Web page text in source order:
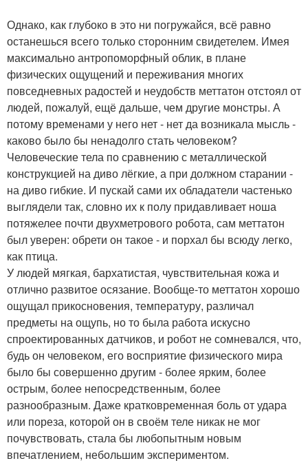
Однако, как глубоко в это ни погружайся, всё равно
останешься всего только сторонним свидетелем. Имея
максимально антропоморфный облик, в плане
физических ощущений и переживания многих
повседневных радостей и неудобств меттатон отстоял от
людей, пожалуй, ещё дальше, чем другие монстры. А
потому временами у него нет - нет да возникала мысль -
каково было бы ненадолго стать человеком?
Человеческие тела по сравнению с металлической
конструкцией на диво лёгкие, а при должном старании -
на диво гибкие. И пускай сами их обладатели частенько
выглядели так, словно их к полу придавливает ноша
потяжелее почти двухметрового робота, сам меттатон
был уверен: обрети он такое - и порхал бы всюду легко,
как птица.
У людей мягкая, бархатистая, чувствительная кожа и
отлично развитое осязание. Вообще-то меттатон хорошо
ощущал прикосновения, температуру, различал
предметы на ощупь, но то была работа искусно
спроектированных датчиков, и робот не сомневался, что,
будь он человеком, его восприятие физического мира
было бы совершенно другим - более ярким, более
острым, более непосредственным, более
разнообразным. Даже кратковременная боль от удара
или пореза, которой он в своём теле никак не мог
почувствовать, стала бы любопытным новым
впечатлением, небольшим экспериментом.